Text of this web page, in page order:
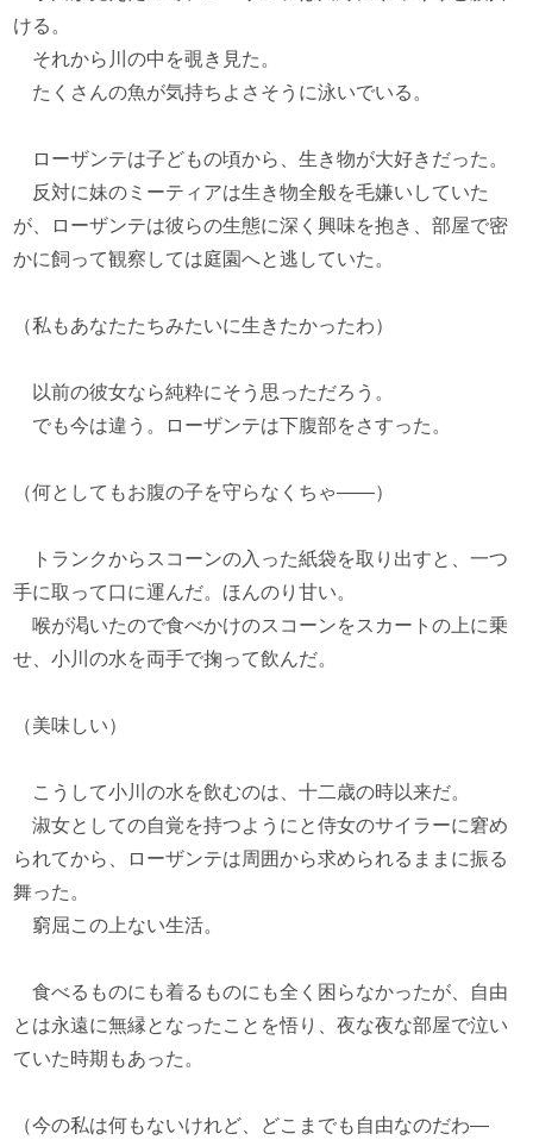
ける。
それから川の中を覗き見た。
たくさんの魚が気持ちよさそうに泳いでいる。
ローザンテは子どもの頃から、生き物が大好きだった。
反対に妹のミーティアは生き物全般を毛嫌いしていた
が、ローザンテは彼らの生態に深く興味を抱き、部屋で密
かに飼って観察しては庭園へと逃していた。
（私もあなたたちみたいに生きたかったわ）
以前の彼女なら純粋にそう思っただろう。
でも今は違う。ローザンテは下腹部をさすった。
（何としてもお腹の子を守らなくちゃ――）
トランクからスコーンの入った紙袋を取り出すと、一つ
手に取って口に運んだ。ほんのり甘い。
喉が渇いたので食べかけのスコーンをスカートの上に乗
せ、小川の水を両手で掬って飲んだ。
（美味しい）
こうして小川の水を飲むのは、十二歳の時以来だ。
淑女としての自覚を持つようにと侍女のサイラーに窘め
られてから、ローザンテは周囲から求められるままに振る
舞った。
窮屈この上ない生活。
食べるものにも着るものにも全く困らなかったが、自由
とは永遠に無縁となったことを悟り、夜な夜な部屋で泣い
ていた時期もあった。
（今の私は何もないけれど、どこまでも自由なのだわ―